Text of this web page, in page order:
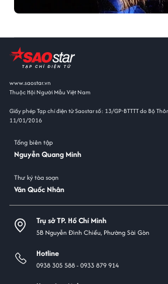
www.saostar.vn
Thuộc Hội Người Mẫu Việt Nam
Giấy phép Tạp chí điện tử Saostar số: 13/GP-BTTTT do Bộ
11/01/2016
Tổng biên tập
Nguyễn Quang Minh
Thư ký tòa soạn
Văn Quốc Nhân
Trụ sở TP. Hồ Chí Minh
5B Nguyễn Đình Chiểu, Phường Sài Gòn
Hotline
0938 305 588 -0933 879 914